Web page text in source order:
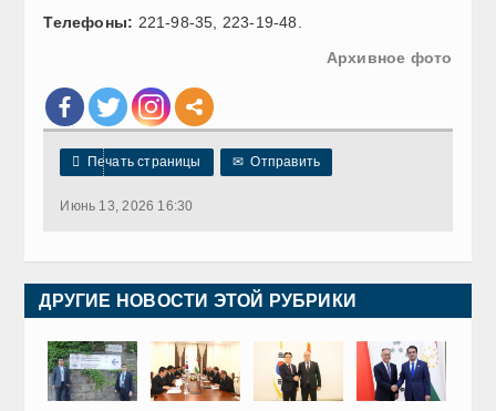
Телефоны: 221-98-35, 223-19-48.
Архивное фото
 Печать страницы ✉ Отправить
Июнь 13, 2026 16:30
ДРУГИЕ НОВОСТИ ЭТОЙ РУБРИКИ